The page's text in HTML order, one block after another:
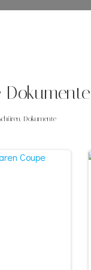
Dokumente